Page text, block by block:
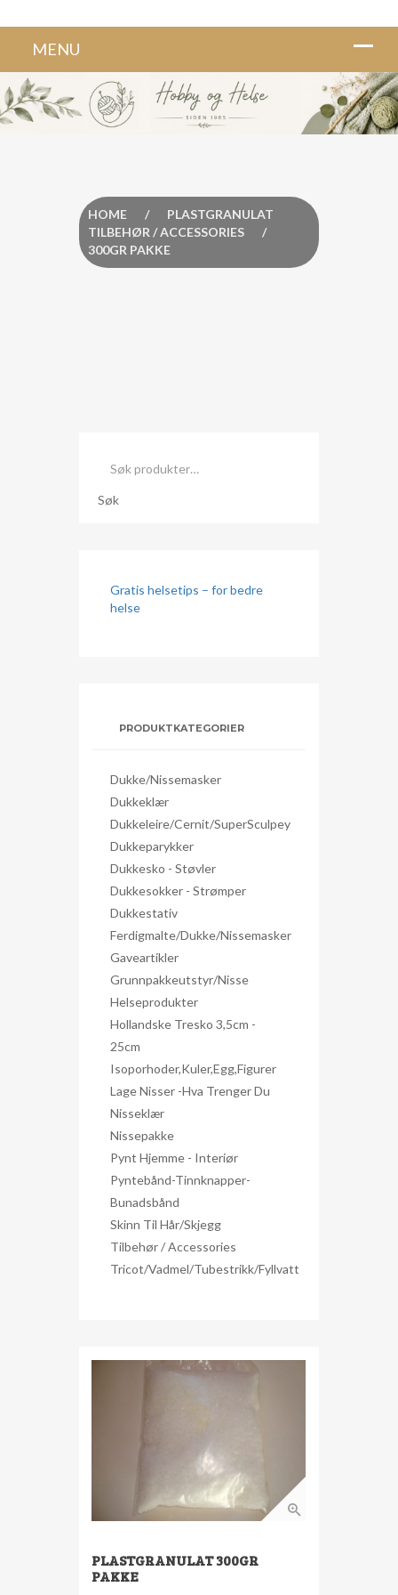
HOME
/
TILBEHØR / ACCESSORIES
/
PLASTGRANULAT
300GR PAKKE
etter:
Søk
Gratis helsetips – for bedre
helse
PRODUKTKATEGORIER
Dukke/nissemasker
Dukkeklær
Dukkeleire/Cernit/SuperSculpey
Dukkeparykker
Dukkesko - Støvler
Dukkesokker - Strømper
Dukkestativ
Ferdigmalte/dukke/nissemasker
Gaveartikler
Grunnpakkeutstyr/nisse
Helseprodukter
Hollandske Tresko 3,5cm -
25cm
Isoporhoder,kuler,egg,figurer
Lage Nisser -hva Trenger Du
Nisseklær
Nissepakke
Pynt Hjemme - Interiør
Pyntebånd-Tinnknapper-
Bunadsbånd
Skinn Til Hår/skjegg
Tilbehør / Accessories
Tricot/Vadmel/Tubestrikk/Fyllvatt
PLASTGRANULAT 300GR
PAKKE